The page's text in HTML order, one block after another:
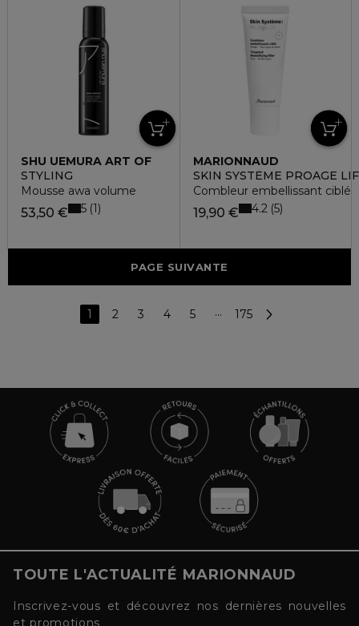
SHU UEMURA ART OF
HAIR
STYLING
Mousse awa volume
53,50 € 5 1
MARIONNAUD
SKIN SYSTÈME PROAGE
Combleur embellissant ciblé
19,90 € 4.2 5
PAGE SUIVANTE
1 2 3 4 5 ··· 175
TOUTE L'ACTUALITÉ MARIONNAUD
Inscrivez-vous et découvrez nos dernières nouvelles
et promotions